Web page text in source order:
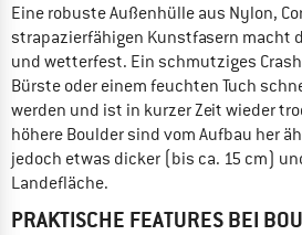
Eine robuste Außenhülle aus Nylon,
strapazierfähigen Kunstfasern macht
und wetterfest. Ein schmutziges
Bürste oder einem feuchten Tuch
werden und ist in kurzer Zeit wieder
höhere Boulder sind vom Aufbau her
jedoch etwas dicker (bis ca. 15 cm)
Landefläche.
PRAKTISCHE FEATURES BEI